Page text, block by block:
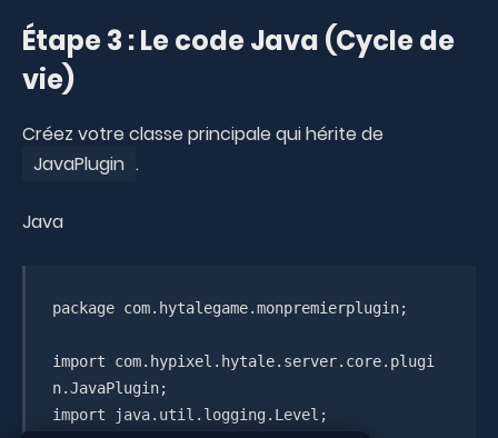
Étape 3 : Le code Java (Cycle de
vie)
Créez votre classe principale qui hérite de
JavaPlugin .
Java
package com.hytalegame.monpremierplugin;
import com.hypixel.hytale.server.core.plugi
n.JavaPlugin;
import java.util.logging.Level;